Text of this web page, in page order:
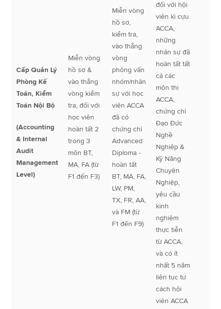
Cấp Quản Lý
Phòng Kế
Toán, Kiểm
Toán Nội Bộ
(Accounting
& Internal
Audit
Management
Level)
Miễn vòng
hồ sơ &
vào thẳng
vòng kiểm
tra, đối với
học viên
hoàn tất 2
trong 3
môn BT,
MA, FA (từ
F1 đến F3)
Miễn vòng
hồ sơ,
kiểm tra,
vào thẳng
vòng
phỏng vấn
nhóm/nhân
sự với học
viên ACCA
đã có
chứng chỉ
Advanced
Diploma -
hoàn tất
BT, MA, FA,
LW, PM,
TX, FR, AA,
và FM (từ
F1 đến F9)
đối với hội
viên kì cựu
ACCA,
những
nhân sự đã
hoàn tất tất
cả các
môn thi
ACCA,
chứng chỉ
Đạo Đức
Nghề
Nghiệp &
Kỹ Năng
Chuyên
Nghiệp,
yêu cầu
kinh
nghiệm
thực tiễn
từ ACCA,
và có ít
nhất 5 năm
liên tục tư
cách hội
viên ACCA